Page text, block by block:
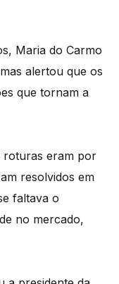
Maria do Carmo
alertou que os
que tornam a
roturas eram por
resolvidos em
faltava o
no mercado,